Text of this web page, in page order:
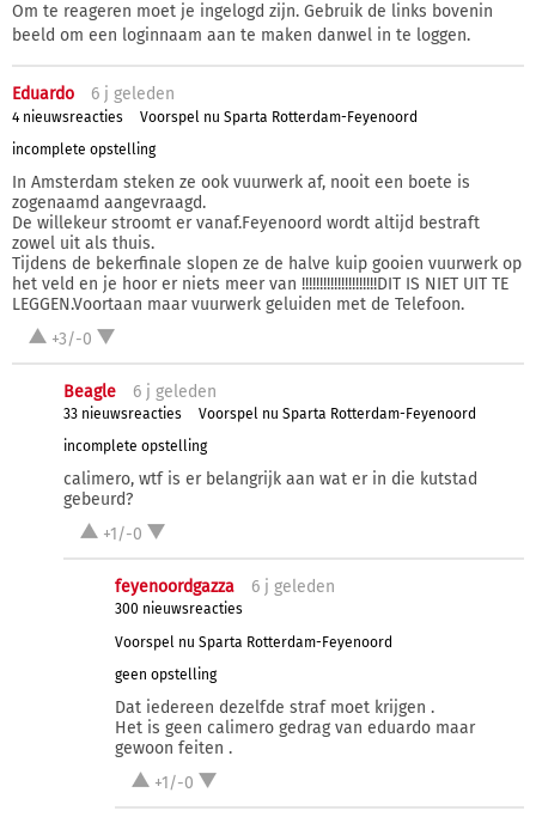
Om te reageren moet je ingelogd zijn. Gebruik de links bovenin
beeld om een loginnaam aan te maken danwel in te loggen.
Eduardo 6 j geleden
4 nieuwsreacties
Voorspel nu Sparta Rotterdam-Feyenoord
incomplete opstelling
In Amsterdam steken ze ook vuurwerk af, nooit een boete is
zogenaamd aangevraagd.
De willekeur stroomt er vanaf.Feyenoord wordt altijd bestraft
zowel uit als thuis.
Tijdens de bekerfinale slopen ze de halve kuip gooien vuurwerk op
het veld en je hoor er niets meer van !!!!!!!!!!!!!!!!!!!!!DIT IS NIET UIT TE
LEGGEN.Voortaan maar vuurwerk geluiden met de Telefoon.
+3/-0
Beagle 6 j geleden
33 nieuwsreacties
Voorspel nu Sparta Rotterdam-Feyenoord
incomplete opstelling
calimero, wtf is er belangrijk aan wat er in die kutstad
gebeurd?
+1/-0
feyenoordgazza 6 j geleden
300 nieuwsreacties
Voorspel nu Sparta Rotterdam-Feyenoord
geen opstelling
Dat iedereen dezelfde straf moet krijgen .
Het is geen calimero gedrag van eduardo maar
gewoon feiten .
+1/-0